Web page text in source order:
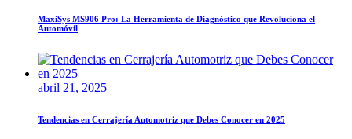
MaxiSys MS906 Pro: La Herramienta de Diagnóstico que Revoluciona el
Automóvil
abril 21, 2025
Tendencias en Cerrajería Automotriz que Debes Conocer en 2025